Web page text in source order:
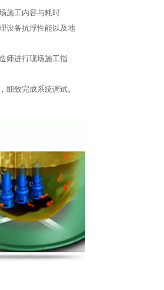
施工内容与耗时
设备抗浮性能以及地
师进行现场施工指
细致完成系统调试。